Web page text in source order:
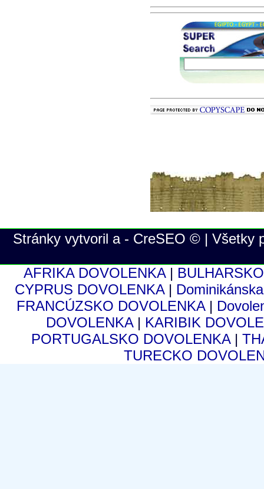
Stránky vytvoril a - CreSEO © |
AFRIKA DOVOLENKA |
CYPRUS DOVOLENKA |
FRANCÚZSKO DOVOLENKA |
DOVOLENKA | KARIBIK
PORTUGALSKO DOVOLENKA |
TURECKO